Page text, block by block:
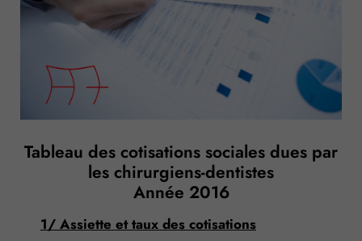
Tableau des cotisations sociales dues par
les chirurgiens-dentistes
Année 2016
1/ Assiette et taux des cotisations